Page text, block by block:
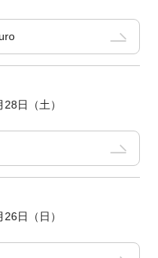
日（土）
日（日）